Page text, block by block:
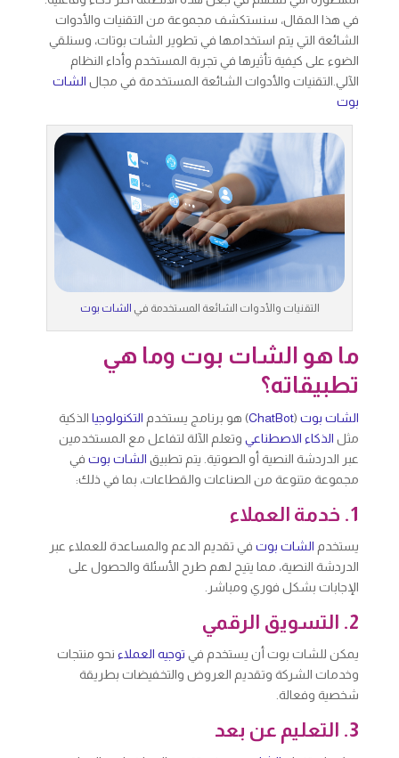
في هذا المقال، سنستكشف مجموعة من التقنيات والأدوات
الشائعة التي يتم استخدامها في تطوير الشات بوتات، وسنلقي
الضوء على كيفية تأثيرها في تجربة المستخدم وأداء النظام
الآلي.التقنيات والأدوات الشائعة المستخدمة في مجال الشات
بوت
التقنيات والأدوات الشائعة المستخدمة في الشات بوت
ما هو الشات بوت وما هي
تطبيقاته؟
الشات بوت(
ChatBot) هو برنامج يستخدم التكنولوجياالذكية
مثل الذكاء الاصطناعيوتعلم الآلة لتفاعل مع المستخدمين
عبر الدردشة النصية أو الصوتية. يتم تطبيق الشات بوتفي
مجموعة متنوعة من الصناعات والقطاعات، بما في ذلك:
1. خدمة العملاء
يستخدم الشات بوتفي تقديم الدعم والمساعدة للعملاء عبر
الدردشة النصية، مما يتيح لهم طرح الأسئلة والحصول على
الإجابات بشكل فوري ومباشر.
2. التسويق الرقمي
يمكن للشات بوت أن يستخدم في توجيه العملاءنحو منتجات
وخدمات الشركة وتقديم العروض والتخفيضات بطريقة
شخصية وفعالة.
3. التعليم عن بعد